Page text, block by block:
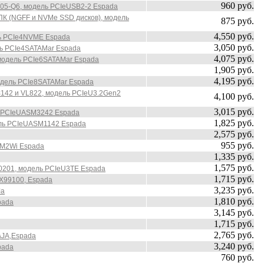
Q6, модель PCIeUSB2-2 Espada 960 руб.
(NGFF и NVMe SSD дисков), модель
875 руб.
PCIe4NVME Espada 4,550 руб.
PCIe4SATAMar Espada 3,050 руб.
PCIe6SATAMar Espada 4,075 руб.
1,905 руб.
PCIe8SATAMar Espada 4,195 руб.
и VL822, модель PCIeU3.2Gen2
4,100 руб.
Espada 3,015 руб.
PCIeUASM1142 Espada 1,825 руб.
2,575 руб.
Espada 955 руб.
1,335 руб.
модель PCIeU3TE Espada 1,575 руб.
Espada 1,715 руб.
3,235 руб.
1,810 руб.
3,145 руб.
1,715 руб.
2,765 руб.
3,240 руб.
760 руб.